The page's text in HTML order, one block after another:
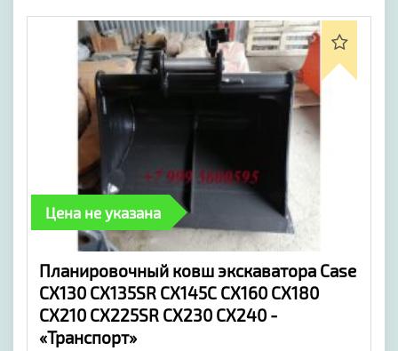
Цена не указана
​Планировочный ковш экскаватора Case
CX130 CX135SR CX145C CX160 CX180
CX210 CX225SR CX230 CX240 -
«Транспорт»